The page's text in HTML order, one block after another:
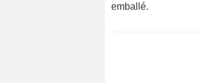
emballé.